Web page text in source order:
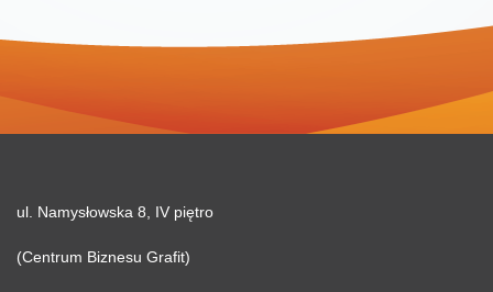
ul. Namysłowska 8, IV piętro
(Centrum Biznesu Grafit)